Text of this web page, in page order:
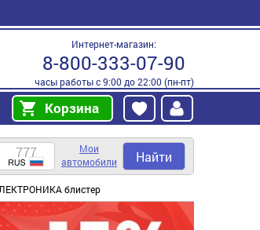
Интернет-магазин:
8-800-333-07-90
часы работы с 9:00 до 22:00 (пн-пт)
Корзина
Мои
автомобили
Найти
блистер